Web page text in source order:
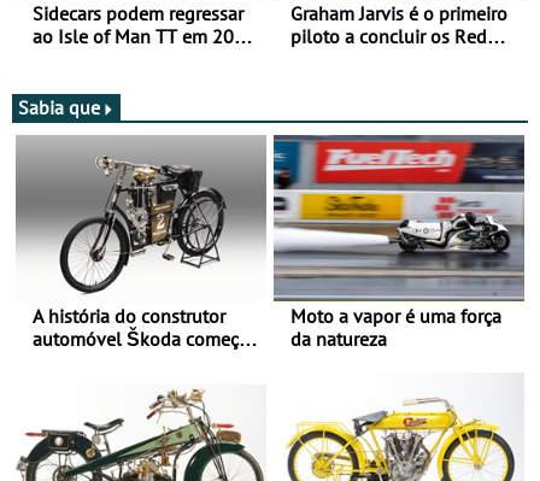
Sidecars podem regressar
ao Isle of Man TT em 2027
Graham Jarvis é o primeiro
piloto a concluir os Red
Sabia que
A história do construtor
automóvel Škoda começou
Moto a vapor é uma força
da natureza